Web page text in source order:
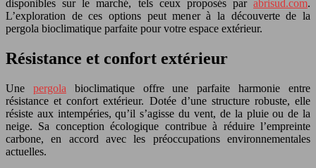
disponibles sur le marché, tels ceux proposés par abrisud.com.
L’exploration de ces options peut mener à la découverte de la
pergola bioclimatique parfaite pour votre espace extérieur.
Résistance et confort extérieur
Une pergola bioclimatique offre une parfaite harmonie entre
résistance et confort extérieur. Dotée d’une structure robuste, elle
résiste aux intempéries, qu’il s’agisse du vent, de la pluie ou de la
neige. Sa conception écologique contribue à réduire l’empreinte
carbone, en accord avec les préoccupations environnementales
actuelles.